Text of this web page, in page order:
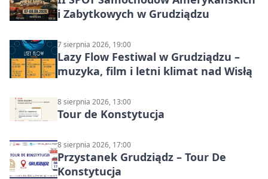
i Zabytkowych w Grudziądzu
7 sierpnia 2026, 19:00
Lazy Flow Festiwal w Grudziądzu –
muzyka, film i letni klimat nad Wisłą
8 sierpnia 2026, 13:00
Tour de Konstytucja
8 sierpnia 2026, 17:00
Przystanek Grudziądz – Tour De
Konstytucja